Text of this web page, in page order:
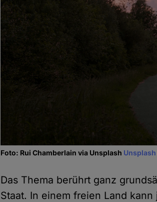
Foto: Rui Chamberlain via Unsplash
Das Thema berührt ganz
Staat. In einem freien Land